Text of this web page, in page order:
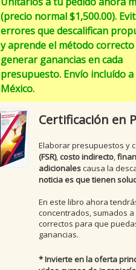
(precio normal $1,500.00).
errores que descalifican
y aprende el método
generar ganancias en cada
presupuesto. Envío incluído
México.
Certificación en
Elaborar presupuestos y
(FSR), costo indirecto,
adicionalescausa la
noticia es que tienen
En este libro ahora
concentrados, sumados
correctos para que
ganancias.
* Invierte en la oferta